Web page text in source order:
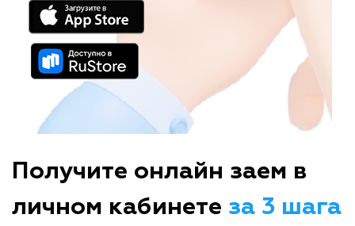
Получите онлайн заем в
личном кабинете за 3 шага